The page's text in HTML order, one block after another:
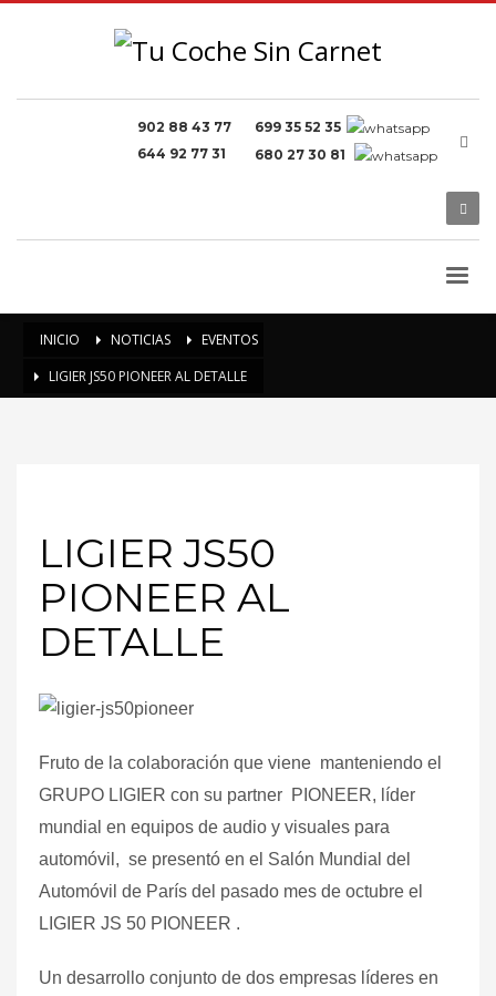
902 88 43 77
644 92 77 31
699 35 52 35
680 27 30 81
INICIO NOTICIAS
EVENTOS
LIGIER JS50 PIONEER AL DETALLE
LIGIER JS50
PIONEER AL
DETALLE
Fruto de la colaboración que viene manteniendo el
GRUPO LIGIER con su partner PIONEER, líder
mundial en equipos de audio y visuales para
automóvil, se presentó en el Salón Mundial del
Automóvil de París del pasado mes de octubre el
LIGIER JS 50 PIONEER .
Un desarrollo conjunto de dos empresas líderes en